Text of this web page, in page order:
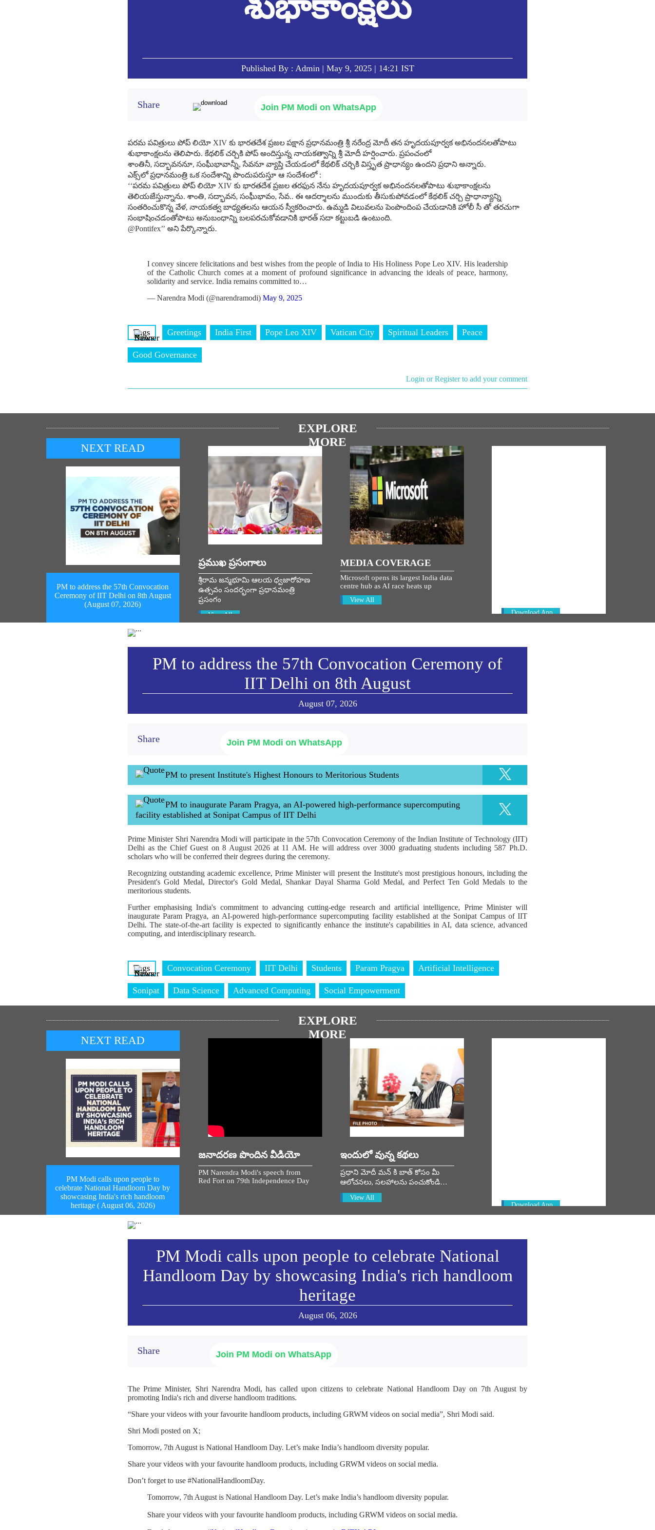
Published By : Admin | May 9, 2025 | 14:21 IST
Share Join PM Modi on WhatsApp
పరమ పవిత్రులు పోప్ లియో XIV కు భారతదేశ ప్రజల పక్షాన ప్రధానమంత్రి శ్రీ నరేంద్ర మోదీ తన హృదయపూర్వక అభినందనలతోపాటు
శుభాకాంక్షలను తెలిపారు. కేథలిక్ చర్చికి పోప్ అందిస్తున్న నాయకత్వాన్ని శ్రీ మోదీ హర్షించారు. ప్రపంచంలో
శాంతినీ, సద్భావననూ, సంఘీభావాన్నీ, సేవనూ వ్యాప్తి చేయడంలో కేథలిక్ చర్చికి విస్తృత ప్రాధాన్యం ఉందని ప్రధాని అన్నారు.
ఎక్స్‌లో ప్రధానమంత్రి ఒక సందేశాన్ని పొందుపరుస్తూ ఆ సందేశంలో :
‘‘పరమ పవిత్రులు పోప్ లియో XIV కు భారతదేశ ప్రజల తరఫున నేను హృదయపూర్వక అభినందనలతోపాటు శుభాకాంక్షలను
తెలియజేస్తున్నాను. శాంతి, సద్భావన, సంఘీభావం, సేవ.. ఈ ఆదర్శాలను ముందుకు తీసుకుపోవడంలో కేథలిక్ చర్చి ప్రాధాన్యాన్ని
సంతరించుకొన్న వేళ, నాయకత్వ బాధ్యతలను ఆయన స్వీకరించారు. ఉమ్మడి విలువలను పెంపొందింప చేయడానికి హోలీ సీ తో తరచుగా
సంభాషించడంతోపాటు అనుబంధాన్ని బలపరచుకోవడానికి భారత్ సదా కట్టుబడి ఉంటుంది.
@Pontifex’’ అని పేర్కొన్నారు.‌‌
I convey sincere felicitations and best wishes from the people of India to His Holiness Pope Leo XIV. His leadership
of the Catholic Church comes at a moment of profound significance in advancing the ideals of peace, harmony,
solidarity and service. India remains committed to…
— Narendra Modi (@narendramodi) May 9, 2025
Tags Greetings India First Pope Leo XIV Vatican City Spiritual Leaders Peace
Good Governance
Login or Register to add your comment
EXPLORE
MORE
NEXT READ
PM to address the 57th Convocation
Ceremony of IIT Delhi on 8th August
(August 07, 2026)
ప్రముఖ ప్రసంగాలు
శ్రీరామ జన్మభూమి ఆలయ ధ్వజారోహణ
ఉత్సవం సందర్భంగా ప్రధానమంత్రి
ప్రసంగం
View All
MEDIA COVERAGE
Microsoft opens its largest India data
centre hub as AI race heats up
View All
Download App
PM to address the 57th Convocation Ceremony of
IIT Delhi on 8th August
August 07, 2026
Share Join PM Modi on WhatsApp
PM to present Institute's Highest Honours to Meritorious Students
PM to inaugurate Param Pragya, an AI-powered high-performance supercomputing
facility established at Sonipat Campus of IIT Delhi
Prime Minister Shri Narendra Modi will participate in the 57th Convocation Ceremony of the Indian Institute of Technology (IIT)
Delhi as the Chief Guest on 8 August 2026 at 11 AM. He will address over 3000 graduating students including 587 Ph.D.
scholars who will be conferred their degrees during the ceremony.
Recognizing outstanding academic excellence, Prime Minister will present the Institute's most prestigious honours, including the
President's Gold Medal, Director's Gold Medal, Shankar Dayal Sharma Gold Medal, and Perfect Ten Gold Medals to the
meritorious students.
Further emphasising India's commitment to advancing cutting-edge research and artificial intelligence, Prime Minister will
inaugurate Param Pragya, an AI-powered high-performance supercomputing facility established at the Sonipat Campus of IIT
Delhi. The state-of-the-art facility is expected to significantly enhance the institute's capabilities in AI, data science, advanced
computing, and interdisciplinary research.
Tags Convocation Ceremony IIT Delhi Students Param Pragya Artificial Intelligence
Sonipat Data Science Advanced Computing Social Empowerment
EXPLORE
MORE
NEXT READ
PM Modi calls upon people to
celebrate National Handloom Day by
showcasing India's rich handloom
heritage ( August 06, 2026)
జనాదరణ పొందిన వీడియో
PM Narendra Modi's speech from
Red Fort on 79th Independence Day
ఇందులో వున్న కథలు
ప్రధాని మోదీ మన్ కి బాత్ కోసం మీ
ఆలోచనలు, సలహాలను పంచుకోండి…
View All
Download App
PM Modi calls upon people to celebrate National
Handloom Day by showcasing India's rich handloom
heritage
August 06, 2026
Share Join PM Modi on WhatsApp
The Prime Minister, Shri Narendra Modi, has called upon citizens to celebrate National Handloom Day on 7th August by
promoting India's rich and diverse handloom traditions.
“Share your videos with your favourite handloom products, including GRWM videos on social media”, Shri Modi said.
Shri Modi posted on X;
Tomorrow, 7th August is National Handloom Day. Let’s make India’s handloom diversity popular.
Share your videos with your favourite handloom products, including GRWM videos on social media.
Don’t forget to use #NationalHandloomDay.
Tomorrow, 7th August is National Handloom Day. Let’s make India’s handloom diversity popular.
Share your videos with your favourite handloom products, including GRWM videos on social media.